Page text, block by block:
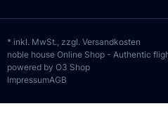
* inkl. MwSt., zzgl. Versandkosten
noble house Online Shop - Authentic
powered by O3 Shop
ImpressumAGB